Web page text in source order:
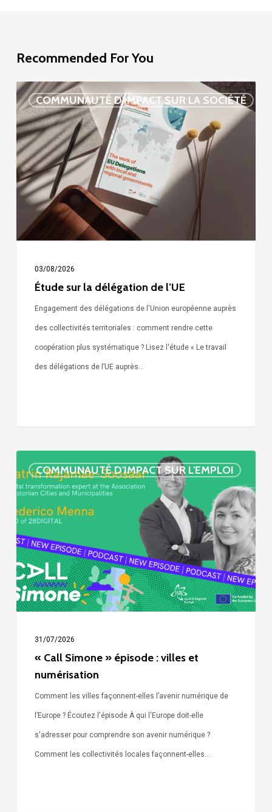
Recommended For You
COMMUNAUTÉ D'IMPACT SUR LA SOCIÉTÉ
Étude
sur
la
délégation
de
l’UE
03/08/2026
Étude sur la délégation de l’UE
Engagement des délégations de l'Union européenne auprès
des collectivités territoriales : comment rendre cette
coopération plus systématique ? Lisez l'étude « Le travail
des délégations de l’UE auprès…
COMMUNAUTÉ D'IMPACT SUR L'EMPLOI
Simone »
épisode
:
villes
et
numérisation
31/07/2026
« Call Simone » épisode : villes et
numérisation
Comment les villes façonnent-elles l’avenir numérique de
l’Europe ? Écoutez l'épisode À qui l'Europe doit-elle
s'adresser pour comprendre son avenir numérique ?
Comment les collectivités locales façonnent-elles…